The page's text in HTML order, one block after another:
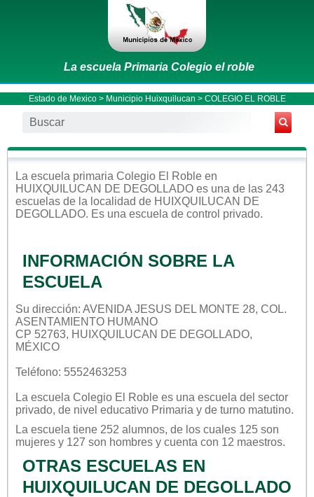
La escuela Primaria Colegio el roble
Estado de Mexico> Municipio Huixquilucan > COLEGIO EL ROBLE
La escuela primaria Colegio El Roble en
HUIXQUILUCAN DE DEGOLLADO es una de las 243
escuelas de la localidad de HUIXQUILUCAN DE
DEGOLLADO. Es una escuela de control privado.
INFORMACIÓN SOBRE LA
ESCUELA
Su dirección: AVENIDA JESUS DEL MONTE 28, COL.
ASENTAMIENTO HUMANO
CP 52763, HUIXQUILUCAN DE DEGOLLADO,
MÉXICO
Teléfono: 5552463253
La escuela Colegio El Roble es una escuela del sector
privado, de nivel educativo Primaria y de turno matutino.
La escuela tiene 252 alumnos, de los cuales 125 son
mujeres y 127 son hombres y cuenta con 12 maestros.
OTRAS ESCUELAS EN
HUIXQUILUCAN DE DEGOLLADO